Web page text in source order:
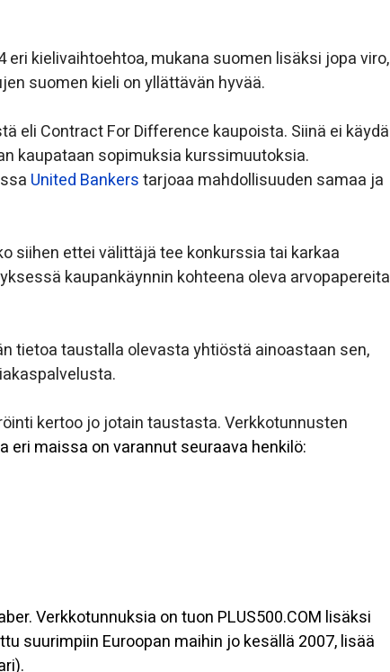
kielivaihtoehtoa, mukana suomen lisäksi jopa viro,
suomen kieli on yllättävän hyvää.
eli Contract For Difference kaupoista. Siinä ei käydä
kaupataan sopimuksia kurssimuutoksia.
United Bankerstarjoaa mahdollisuuden samaa ja
siihen ettei välittäjä tee konkurssia tai karkaa
kaupankäynnin kohteena oleva arvopapereita
tietoa taustalla olevasta yhtiöstä ainoastaan sen,
kertoo jo jotain taustasta. Verkkotunnusten
eri maissa on varannut seuraava henkilö:
Verkkotunnuksia on tuon PLUS500.COM lisäksi
suurimpiin Euroopan maihin jo kesällä 2007, lisää